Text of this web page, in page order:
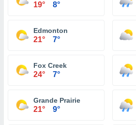
19° 8°
Edmonton
21° 7°
Fox Creek
24° 7°
Grande Prairie
21° 9°